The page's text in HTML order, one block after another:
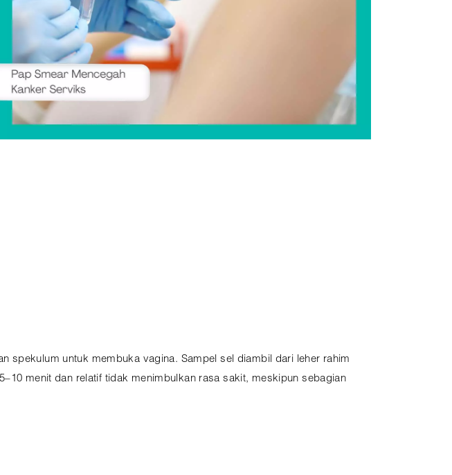
spekulum untuk membuka vagina. Sampel sel diambil dari leher rahim
menit dan relatif tidak menimbulkan rasa sakit, meskipun sebagian